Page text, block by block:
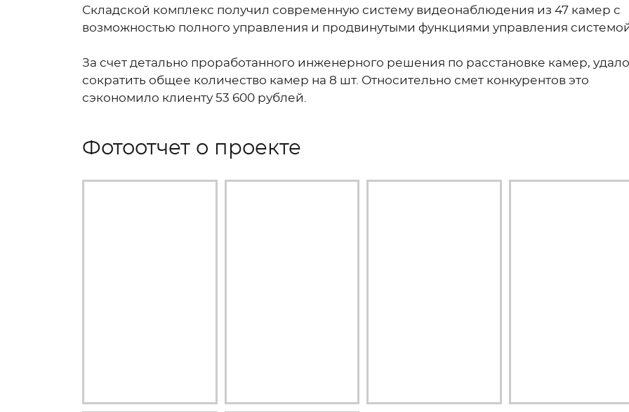
Складской комплекс получил современную систему видеонаблюдения из 47 камер с
возможностью полного управления и продвинутыми функциями управления
За счет детально проработанного инженерного решения по расстановке камер,
сократить общее количество камер на 8 шт. Относительно смет конкурентов это
сэкономило клиенту 53 600 рублей.
Фотоотчет о проекте